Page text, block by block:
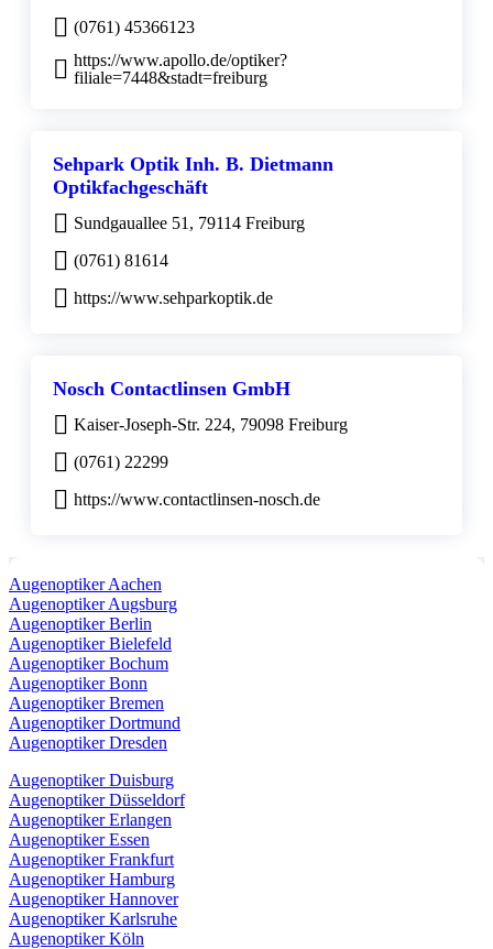
(0761) 45366123
https://www.apollo.de/optiker?
filiale=7448&stadt=freiburg
Sehpark Optik Inh. B. Dietmann
Optikfachgeschäft
Sundgauallee 51, 79114 Freiburg
(0761) 81614
https://www.sehparkoptik.de
Nosch Contactlinsen GmbH
Kaiser-Joseph-Str. 224, 79098 Freiburg
(0761) 22299
https://www.contactlinsen-nosch.de
Augenoptiker Aachen
Augenoptiker Augsburg
Augenoptiker Berlin
Augenoptiker Bielefeld
Augenoptiker Bochum
Augenoptiker Bonn
Augenoptiker Bremen
Augenoptiker Dortmund
Augenoptiker Dresden
Augenoptiker Duisburg
Augenoptiker Düsseldorf
Augenoptiker Erlangen
Augenoptiker Essen
Augenoptiker Frankfurt
Augenoptiker Hamburg
Augenoptiker Hannover
Augenoptiker Karlsruhe
Augenoptiker Köln